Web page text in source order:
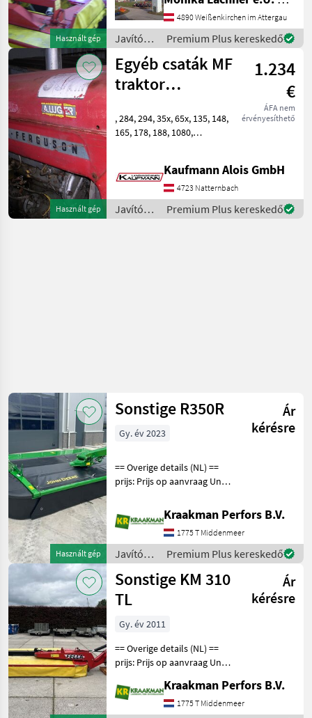
Használt gép
kérem érdeklődjön
Javítókészletek és
alkatrészek Bontott
alkatrészek
4890 Weißenkirchen im Attergau
Javítókészletek
és
alkatrészek
/
Sonstige
Premium Plus kereskedő
Használt gép
Egyéb csaták MF
traktor
35X135,294,178,390,3050ec
35X135,294,178,390,3050ec
1.234
€
ÁFA nem
érvényesíthető
, 284, 294, 35x, 65x, 135, 148,
165, 178, 188, 1080,
Fülkék, motorok,
sebességváltók, egyedi
alkatrészek ec. Minden
általános
Kaufmann Alois GmbH
4723 Natternbach
Javítókészletek
és
Premium Plus kereskedő
Használt gép
Sonstige R350R
Ár
kérésre
Gy. év 2023
== Overige details (NL) ==
prijs: Prijs op aanvraag Unit:
Deere R350R maaier
Inclusief aftakas Inclusief
verticaal parkeerframe
Snelwisse
Kraakman Perfors B.V.
1775 T Middenmeer
Javítókészletek
és
alkatrészek
/
Sonstige
Premium Plus kereskedő
Sonstige KM 310
TL
Ár
kérésre
Gy. év 2011
== Overige details (NL) ==
prijs: Prijs op aanvraag Unit:
Werkbreedte: 3, 10M aantal
schotels :4 Horizontale
Kraakman Perfors B.V.
1775 T Middenmeer